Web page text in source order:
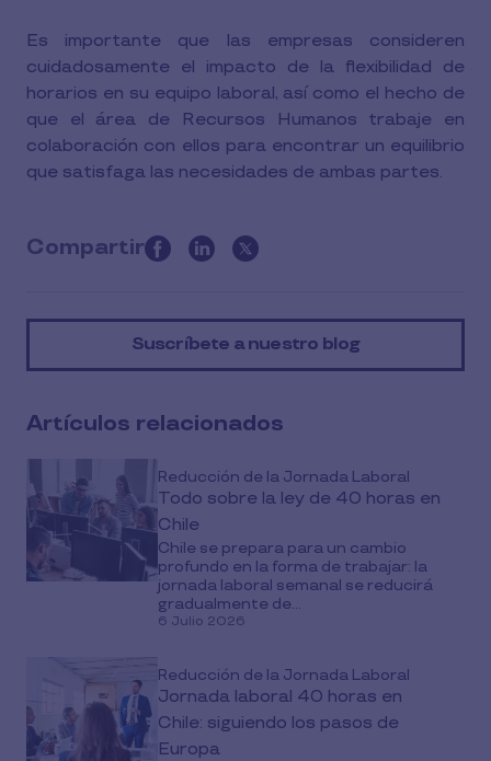
Es importante que las empresas consideren
cuidadosamente el impacto de la flexibilidad de
horarios en su equipo laboral, así como el hecho de
que el área de Recursos Humanos trabaje en
colaboración con ellos para encontrar un equilibrio
que satisfaga las necesidades de ambas partes.
Compartir
this
on
Suscríbete a nuestro blog
Artículos relacionados
Reducción de la Jornada Laboral
Todo sobre la ley de 40 horas en
Chile
Chile se prepara para un cambio
profundo en la forma de trabajar: la
jornada laboral semanal se reducirá
gradualmente de...
6 Julio 2026
Reducción de la Jornada Laboral
Jornada laboral 40 horas en
Chile: siguiendo los pasos de
Europa